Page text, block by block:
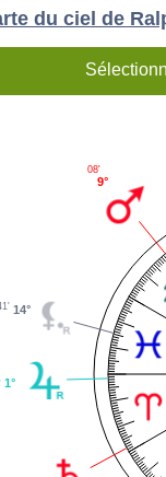
du ciel de
9°
08'
14°
1°